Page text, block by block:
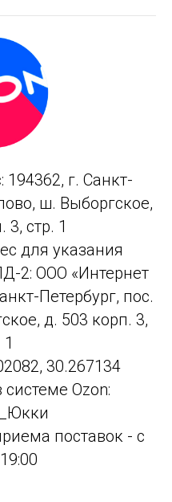
г. Санкт-
ш. Выборгское,
3, стр. 1
для указания
2: ООО «Интернет
Петербург, пос.
д. 503 корп. 3,
30.267134
Ozon:
поставок - с